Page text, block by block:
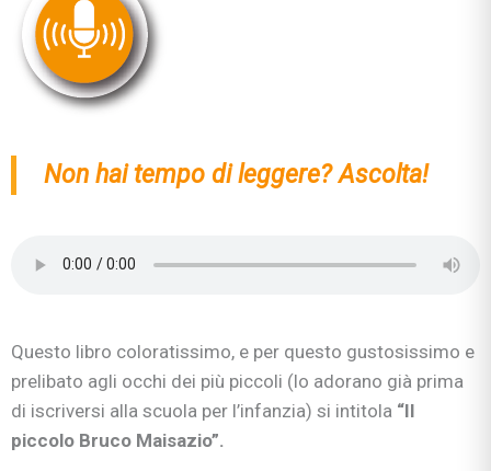
Non hai tempo di leggere? Ascolta!
Questo libro coloratissimo, e per questo gustosissimo e
prelibato agli occhi dei più piccoli (lo adorano già prima
di iscriversi alla scuola per l’infanzia) si intitola “Il
piccolo Bruco Maisazio”.